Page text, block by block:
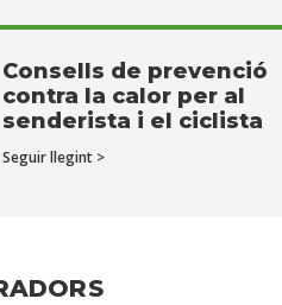
Consells de prevenció
contra la calor per al
senderista i el ciclista
Seguir llegint >